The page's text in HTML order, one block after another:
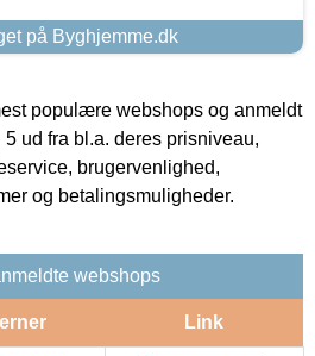
på Byghjemme.dk
populære webshops og anmeldt
ud fra bl.a. deres prisniveau,
brugervenlighed,
og betalingsmuligheder.
webshops
Link